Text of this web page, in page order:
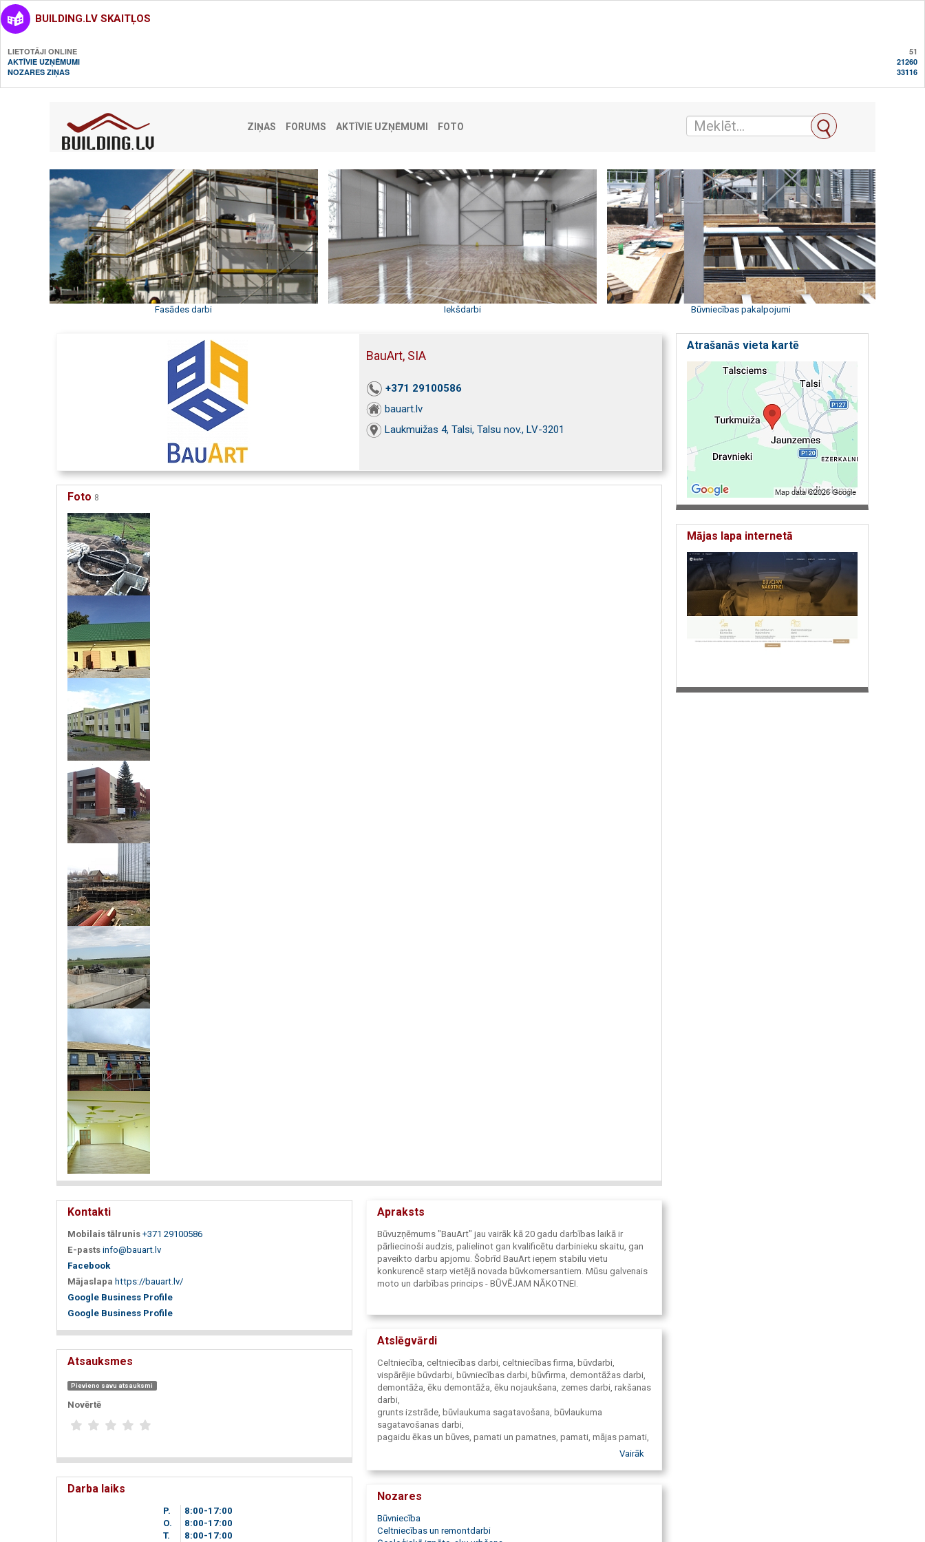
BUILDING.LV SKAITĻOS
LIETOTĀJI ONLINE
51
AKTĪVIE UZŅĒMUMI
21260
NOZARES ZIŅAS
33116
ZIŅAS FORUMS AKTĪVIE UZŅĒMUMI FOTO
Fasādes darbi Iekšdarbi Būvniecības pakalpojumi
BauArt, SIA
+371 29100586
bauart.lv
Laukmuižas 4, Talsi, Talsu nov., LV-3201
Foto 8
Kontakti
Mobilais tālrunis +371 29100586
E-pasts info@bauart.lv
Facebook
Mājaslapa https://bauart.lv/
Google Business Profile
Google Business Profile
Atsauksmes
Pievieno savu atsauksmi
Novērtē
Darba laiks
P. 8 00-17 00
O.
8 00-17 00
T.
8 00-17 00
Apraksts
Būvuzņēmums "BauArt" jau vairāk kā 20 gadu darbības laikā ir
pārliecinoši audzis, palielinot gan kvalificētu darbinieku skaitu, gan
paveikto darbu apjomu. Šobrīd BauArt ieņem stabilu vietu
konkurencē starp vietējā novada būvkomersantiem. Mūsu galvenais
moto un darbības princips - BŪVĒJAM NĀKOTNEI.
Atslēgvārdi
Celtniecība, celtniecības darbi, celtniecības firma, būvdarbi,
vispārējie būvdarbi, būvniecības darbi, būvfirma, demontāžas darbi,
demontāža, ēku demontāža, ēku nojaukšana, zemes darbi, rakšanas
darbi,
grunts izstrāde, būvlaukuma sagatavošana, būvlaukuma
sagatavošanas darbi,
pagaidu ēkas un būves, pamati un pamatnes, pamati, mājas pamati,
pamatu izbūve, pamatu būve, dzelzsbetona pamati, drenāžas
drenāžas sistēmu izbūve, atbalsta sienas, izolācijas darbi,
konstrukcijas,
konstrukciju izolācijas darbi, sienu izolācijas darbi, karkasu
izolācijas darbi,
Vairāk
Nozares
Būvniecība
Celtniecības un remontdarbi
Atrašanās vieta kartē
Mājas lapa internetā